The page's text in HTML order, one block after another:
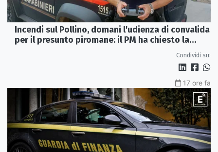
Incendi sul Pollino, domani l'udienza di convalida
per il presunto piromane: il PM ha chiesto la
Condividi su:
17 ore fa